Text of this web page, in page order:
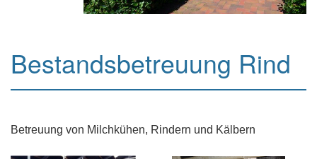
Bestandsbetreuung Rind
Betreuung von Milchkühen, Rindern und Kälbern